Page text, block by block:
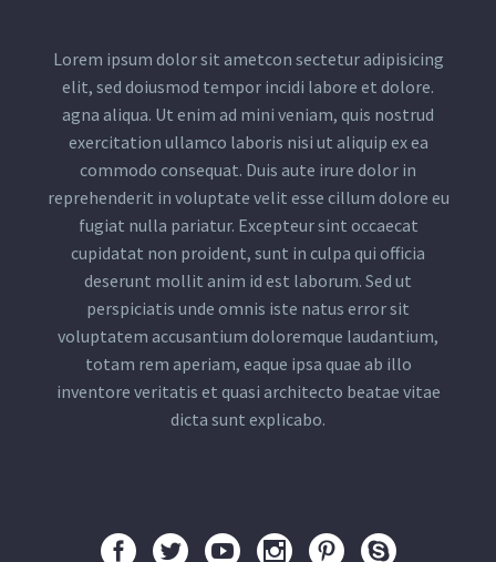
Lorem ipsum dolor sit ametcon sectetur adipisicing
elit, sed doiusmod tempor incidi labore et dolore.
agna aliqua. Ut enim ad mini veniam, quis nostrud
exercitation ullamco laboris nisi ut aliquip ex ea
commodo consequat. Duis aute irure dolor in
reprehenderit in voluptate velit esse cillum dolore eu
fugiat nulla pariatur. Excepteur sint occaecat
cupidatat non proident, sunt in culpa qui officia
deserunt mollit anim id est laborum. Sed ut
perspiciatis unde omnis iste natus error sit
voluptatem accusantium doloremque laudantium,
totam rem aperiam, eaque ipsa quae ab illo
inventore veritatis et quasi architecto beatae vitae
dicta sunt explicabo.